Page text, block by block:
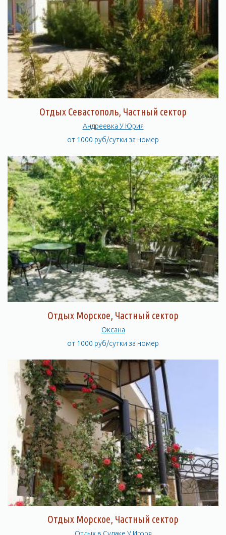
Отдых Севастополь, Частный сектор
Андреевка У Юрия
от 1000 руб/сутки за номер
Отдых Морское, Частный сектор
Оксана
от 1000 руб/сутки за номер
Отдых Морское, Частный сектор